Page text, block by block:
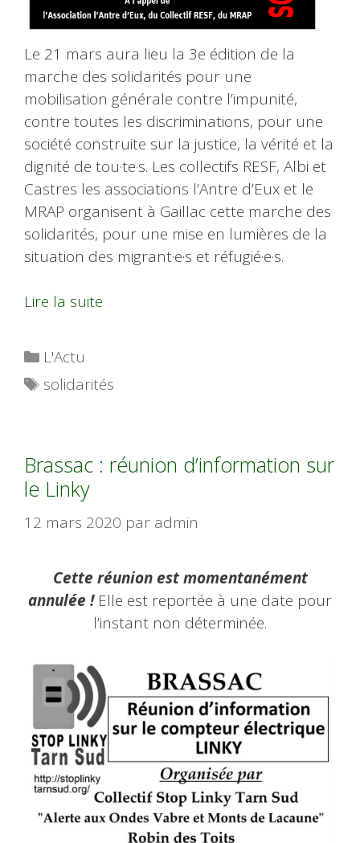
Le 21 mars aura lieu la 3e édition de la
marche des solidarités pour une
mobilisation générale contre l’impunité,
contre toutes les discriminations, pour une
société construite sur la justice, la vérité et la
dignité de tou·te·s. Les collectifs RESF, Albi et
Castres les associations l’Antre d’Eux et le
MRAP organisent à Gaillac cette marche des
solidarités, pour une mise en lumières de la
situation des migrant·e·s et réfugié·e·s.
Lire la suite
Catégories
L'Actu
Étiquettes
solidarités
Brassac : réunion d’information sur
le Linky
12 mars 2020 par admin
Cette réunion est momentanément
annulée !Elle est reportée à une date pour
l’instant non déterminée.